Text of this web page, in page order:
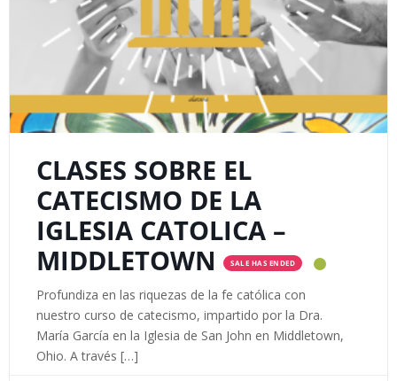
CLASES SOBRE EL
CATECISMO DE LA
IGLESIA CATOLICA –
MIDDLETOWN
SALE HAS ENDED
Profundiza en las riquezas de la fe católica con
nuestro curso de catecismo, impartido por la Dra.
María García en la Iglesia de San John en Middletown,
Ohio. A través […]